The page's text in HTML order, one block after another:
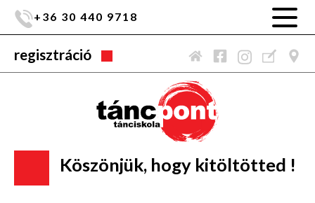
+36 30 440 9718
regisztráció
Köszönjük, hogy kitöltötted !